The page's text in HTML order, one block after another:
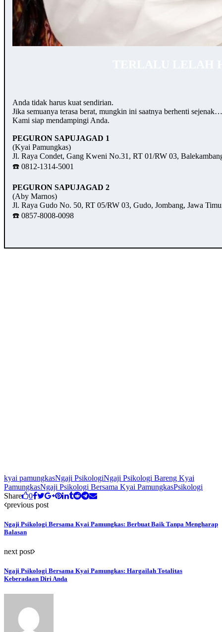
Anda tidak harus kuat sendirian.
Jika semuanya terasa berat, mungkin ini saatnya berhenti
Kami siap mendampingi Anda.
PEGURON SAPUJAGAD 1
(Kyai Pamungkas)
Jl. Raya Condet, Gang Kweni No.31, RT 01/RW 03,
☎️ 0812-1314-5001
PEGURON SAPUJAGAD 2
(Aby Marnos)
Jl. Raya Gudo No. 50, RT 05/RW 03, Gudo, Jombang, Jawa
☎️ 0857-8008-0098
kyai pamungkasNgaji PsikologiNgaji Psikologi Bareng Kyai
PamungkasNgaji Psikologi Bersama Kyai PamungkasPsikologi
Share
0
previous post
Ngaji Psikologi Bersama Kyai Pamungkas: Berbuat Baik Tanpa Mengharap
Balasan
next post
Ngaji Psikologi Bersama Kyai Pamungkas: Hargailah Totalitas
Keberadaan Diri Anda